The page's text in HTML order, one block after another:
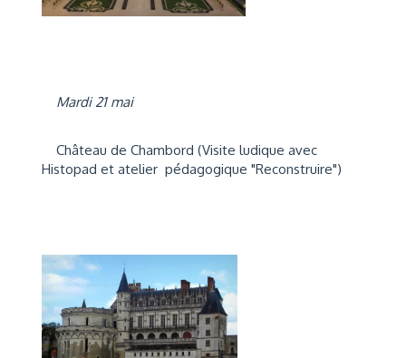
Mardi 21 mai
Château de Chambord (Visite ludique avec
Histopad et atelier pédagogique "Reconstruire")